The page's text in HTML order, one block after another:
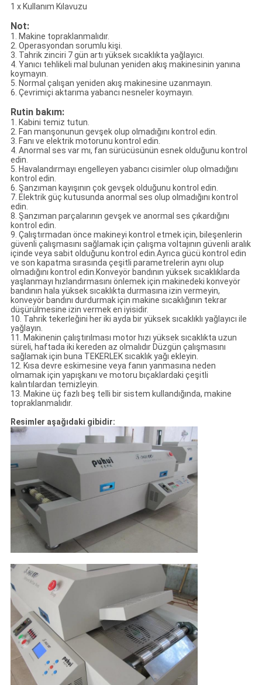
1 x Kullanım Kılavuzu
Not:
1. Makine topraklanmalıdır.
2. Operasyondan sorumlu kişi.
3. Tahrik zinciri 7 gün artı yüksek sıcaklıkta yağlayıcı.
4. Yanıcı tehlikeli mal bulunan yeniden akış makinesinin yanına
koymayın.
5. Normal çalışan yeniden akış makinesine uzanmayın.
6. Çevrimiçi aktarıma yabancı nesneler koymayın.
Rutin bakım:
1. Kabini temiz tutun.
2. Fan manşonunun gevşek olup olmadığını kontrol edin.
3. Fanı ve elektrik motorunu kontrol edin.
4. Anormal ses var mı, fan sürücüsünün esnek olduğunu kontrol
edin.
5. Havalandırmayı engelleyen yabancı cisimler olup olmadığını
kontrol edin.
6. Şanzıman kayışının çok gevşek olduğunu kontrol edin.
7. Elektrik güç kutusunda anormal ses olup olmadığını kontrol
edin.
8. Şanzıman parçalarının gevşek ve anormal ses çıkardığını
kontrol edin.
9. Çalıştırmadan önce makineyi kontrol etmek için, bileşenlerin
güvenli çalışmasını sağlamak için çalışma voltajının güvenli aralık
içinde veya sabit olduğunu kontrol edin.Ayrıca gücü kontrol edin
ve son kapatma sırasında çeşitli parametrelerin aynı olup
olmadığını kontrol edin.Konveyör bandının yüksek sıcaklıklarda
yaşlanmayı hızlandırmasını önlemek için makinedeki konveyör
bandının hala yüksek sıcaklıkta durmasına izin vermeyin,
konveyör bandını durdurmak için makine sıcaklığının tekrar
düşürülmesine izin vermek en iyisidir.
10. Tahrik tekerleğini her iki ayda bir yüksek sıcaklıklı yağlayıcı ile
yağlayın.
11. Makinenin çalıştırılması motor hızı yüksek sıcaklıkta uzun
süreli, haftada iki kereden az olmalıdır Düzgün çalışmasını
sağlamak için buna TEKERLEK sıcaklık yağı ekleyin.
12. Kısa devre eskimesine veya fanın yanmasına neden
olmamak için yapışkanı ve motoru bıçaklardaki çeşitli
kalıntılardan temizleyin.
13. Makine üç fazlı beş telli bir sistem kullandığında, makine
topraklanmalıdır.
Resimler aşağıdaki gibidir: